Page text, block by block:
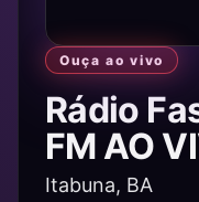
Ouça ao vivo
Rádio
FM AO
Itabuna, BA